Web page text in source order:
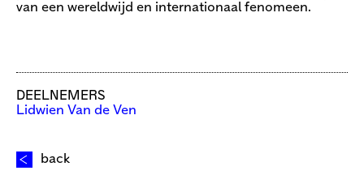
van een wereldwijd en internationaal fenomeen.
DEELNEMERS
Lidwien Van de Ven
back